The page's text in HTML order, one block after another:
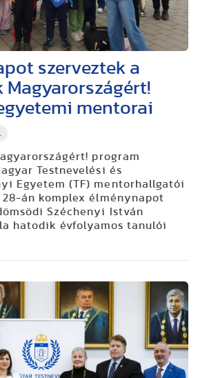
szerveztek a
Magyarországért!
mentorai
program
Testnevelési és
Egyetem (TF) mentorhallgatói
28-án komplex élménynapot
Széchenyi István
hatodik évfolyamos tanulói